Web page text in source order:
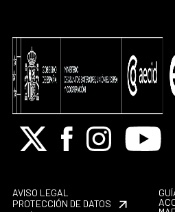
X FacebookInstagramYoutube
AVISO LEGAL
PROTECCIÓN DE DATOS